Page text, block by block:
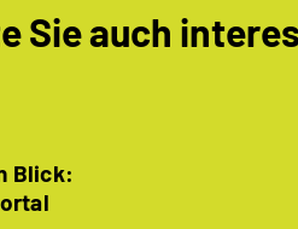
Sie auch
Blick: